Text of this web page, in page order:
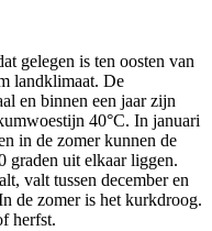
gelegen is ten oosten van
landklimaat. De
en binnen een jaar zijn
40°C. In januari
in de zomer kunnen de
graden uit elkaar liggen.
valt tussen december en
de zomer is het kurkdroog.
herfst.